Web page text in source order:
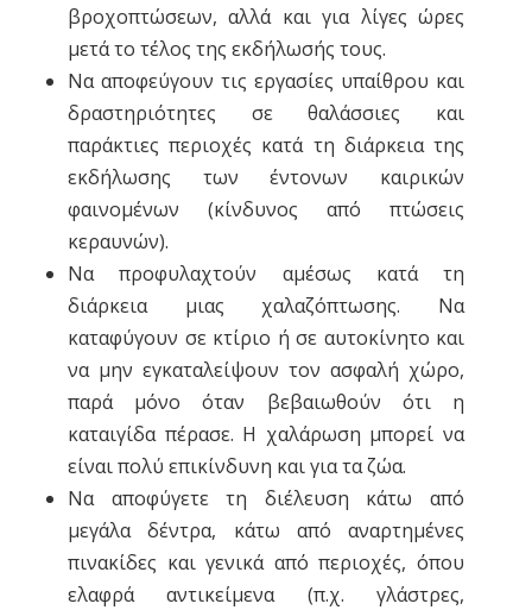
βροχοπτώσεων, αλλά και για λίγες ώρες
μετά το τέλος της εκδήλωσής τους.
Να αποφεύγουν τις εργασίες υπαίθρου και
δραστηριότητες σε θαλάσσιες και
παράκτιες περιοχές κατά τη διάρκεια της
εκδήλωσης των έντονων καιρικών
φαινομένων (κίνδυνος από πτώσεις
κεραυνών).
Να προφυλαχτούν αμέσως κατά τη
διάρκεια μιας χαλαζόπτωσης. Να
καταφύγουν σε κτίριο ή σε αυτοκίνητο και
να μην εγκαταλείψουν τον ασφαλή χώρο,
παρά μόνο όταν βεβαιωθούν ότι η
καταιγίδα πέρασε. Η χαλάρωση μπορεί να
είναι πολύ επικίνδυνη και για τα ζώα.
Να αποφύγετε τη διέλευση κάτω από
μεγάλα δέντρα, κάτω από αναρτημένες
πινακίδες και γενικά από περιοχές, όπου
ελαφρά αντικείμενα (π.χ. γλάστρες,